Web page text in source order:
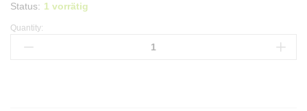
Status: 1 vorrätig
Guanacos
quantity
Quantity: